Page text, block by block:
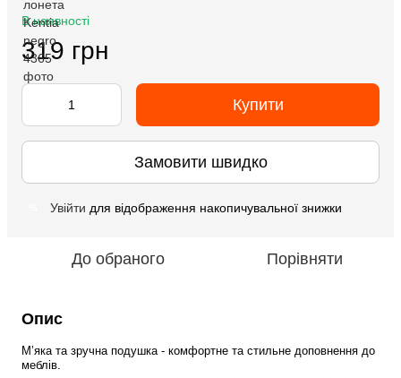
В наявності
319 грн
Купити
Замовити швидко
Увійти для відображення накопичувальної знижки
До обраного Порівняти
Опис
М’яка та зручна подушка - комфортне та стильне доповнення до
меблів.